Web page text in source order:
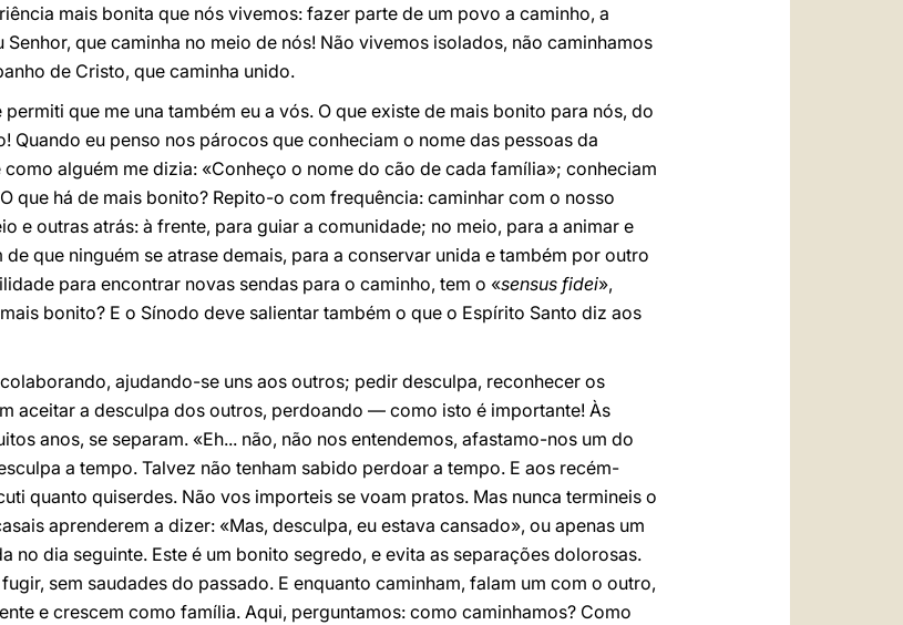
mais bonita que nós vivemos: fazer parte de um povo a caminho, a
que caminha no meio de nós! Não vivemos isolados, não caminhamos
de Cristo, que caminha unido.
que me una também eu a vós. O que existe de mais bonito para nós, do
Quando eu penso nos párocos que conheciam o nome das pessoas da
alguém me dizia: «Conheço o nome do cão de cada família»; conheciam
que há de mais bonito? Repito-o com frequência: caminhar com o nosso
e outras atrás: à frente, para guiar a comunidade; no meio, para a animar e
que ninguém se atrase demais, para a conservar unida e também por outro
para encontrar novas sendas para o caminho, tem o «sensus fidei»,
bonito? E o Sínodo deve salientar também o que o Espírito Santo diz aos
ajudando-se uns aos outros; pedir desculpa, reconhecer os
aceitar a desculpa dos outros, perdoando — como isto é importante! Às
anos, se separam. «Eh... não, não nos entendemos, afastamo-nos um do
a tempo. Talvez não tenham sabido perdoar a tempo. E aos recém-
quanto quiserdes. Não vos importeis se voam pratos. Mas nunca termineis o
aprenderem a dizer: «Mas, desculpa, eu estava cansado», ou apenas um
no dia seguinte. Este é um bonito segredo, e evita as separações dolorosas.
sem saudades do passado. E enquanto caminham, falam um com o outro,
e crescem como família. Aqui, perguntamos: como caminhamos? Como